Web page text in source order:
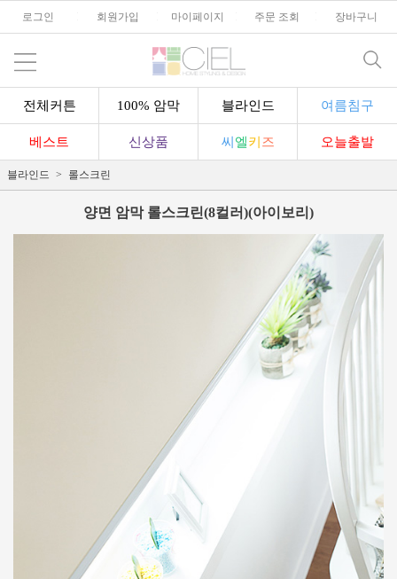
로그인 회원가입 마이페이지 주문 조회 장바구니
전체커튼 100% 암막 블라인드 여름침구
베스트 신상품 씨 엘키 즈 오늘출발
블라인드 롤스크린
양면 암막 롤스크린(8컬러)(아이보리)